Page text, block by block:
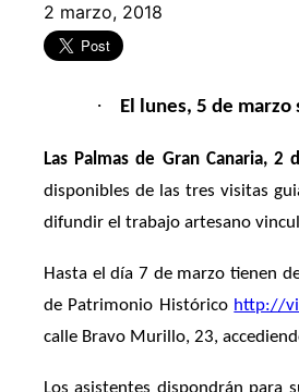
2 marzo, 2018
· El lunes, 5 de
Las Palmas de Gran Canaria, 2
disponibles de las tres visitas
difundir el trabajo artesano
Hasta el día 7 de marzo tienen
de Patrimonio Histórico http://
calle Bravo Murillo, 23,
Los asistentes dispondrán para